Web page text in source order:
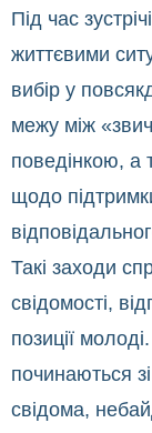
Під час
життєвими
вибір у
межу між
поведінкою, а
щодо
Такі заходи
свідомості,
позиції
починаються
свідома,